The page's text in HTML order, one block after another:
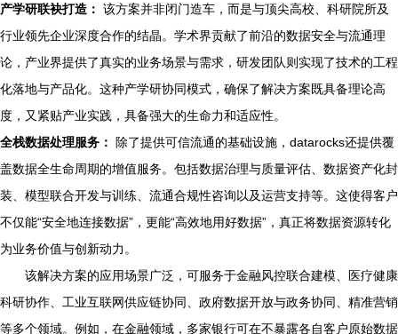
产学研联袂打造： 该方案并非闭门造车，而是与顶尖高校、科研院所及
行业领先企业深度合作的结晶。学术界贡献了前沿的数据安全与流通理
论，产业界提供了真实的业务场景与需求，研发团队则实现了技术的工程
化落地与产品化。这种产学研协同模式，确保了解决方案既具备理论高
度，又紧贴产业实践，具备强大的生命力和适应性。
全栈数据处理服务：
除了提供可信流通的基础设施，datarocks还提供覆
盖数据全生命周期的增值服务。包括数据治理与质量评估、数据资产化封
装、模型联合开发与训练、流通合规性咨询以及运营支持等。这使得客户
不仅能“安全地连接数据”，更能“高效地用好数据”，真正将数据资源转化
为业务价值与创新动力。
该解决方案的应用场景广泛，可服务于金融风控联合建模、医疗健康
科研协作、工业互联网供应链协同、政府数据开放与政务协同、精准营销
等多个领域。例如，在金融领域，多家银行可在不暴露各自客户原始数据